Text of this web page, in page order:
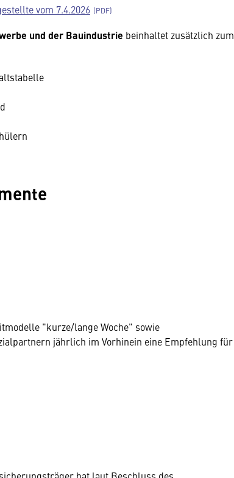
vom 7.4.2026
und der Bauindustrie beinhaltet zusätzlich zum
"kurze/lange Woche" sowie
jährlich im Vorhinein eine Empfehlung für